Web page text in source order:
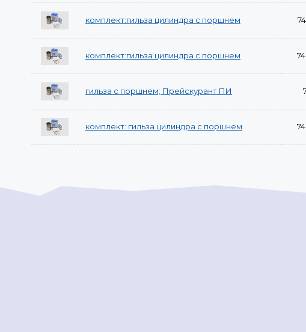
комплект:гильза цилиндра с поршнем
комплект:гильза цилиндра с поршнем
гильза с поршнем; Прейскурант ПИ
комплект: гильза цилиндра с поршнем